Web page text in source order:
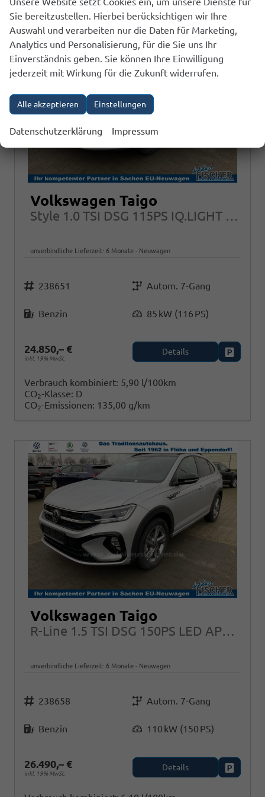
Volkswagen Taigo
Style 1.0 TSI DSG 115PS IQ.LIGHT APP-CONNECT IQ.DRIVE 17"ALU
unverbindliche Lieferzeit: 6 Monate Neuwagen
Fahrzeugnr.
238651
Getriebe
Autom. 7-Gang
Benzin 85 kW (116 PS)
24.850,– €
inkl. 19% MwSt.
Details
Verbrauch kombiniert: 5,90 l/100km
CO2-Klasse: D
CO2-Emissionen: 135,00 g/km
Volkswagen Taigo
R-Line 1.5 TSI DSG 150PS LED APP-CONNECT IQ.DRIVE 17"ALU
unverbindliche Lieferzeit: 6 Monate Neuwagen
Fahrzeugnr.
238658
Getriebe
Autom. 7-Gang
Benzin 110 kW (150 PS)
26.490,– €
inkl. 19% MwSt.
Details
Sie bereitzustellen. Hierbei berücksichtigen wir Ihre
Auswahl und verarbeiten nur die Daten für Marketing,
Analytics und Personalisierung, für die Sie uns Ihr
Einverständnis geben. Sie können Ihre Einwilligung
jederzeit mit Wirkung für die Zukunft widerrufen.
Alle akzeptieren Einstellungen
Datenschutzerklärung Impressum